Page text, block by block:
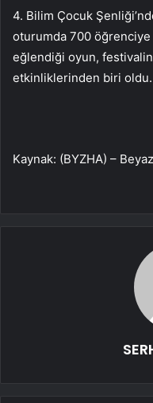
4. Bilim Çocuk
oturumda 700
eğlendiği oyun, festivalin
etkinliklerinden biri oldu.
Kaynak: (BYZHA) –